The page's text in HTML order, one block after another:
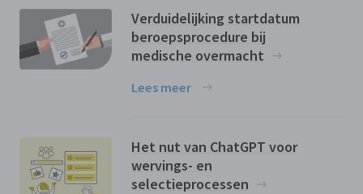
Verduidelijking startdatum
beroepsprocedure bij
medische overmacht
Lees meer
Het nut van ChatGPT voor
wervings- en
selectieprocessen